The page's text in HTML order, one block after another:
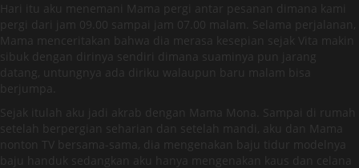
Hari itu aku menemani Mama pergi antar pesanan dimana kami
pergi dari jam 09.00 sampai jam 07.00 malam. Selama perjalanan,
Mama menceritakan bahwa dia merasa kesepian sejak Vita makin
sibuk dengan dirinya sendiri dimana suaminya pun jarang
datang, untungnya ada diriku walaupun baru malam bisa
berjumpa.
Sejak itulah aku jadi akrab dengan Mama Mona. Sampai di rumah
setelah berpergian seharian dan setelah mandi, aku dan Mama
nonton TV bersama-sama, dia mengenakan baju tidur modelnya
baju handuk sedangkan aku hanya mengenakan kaus dan celana